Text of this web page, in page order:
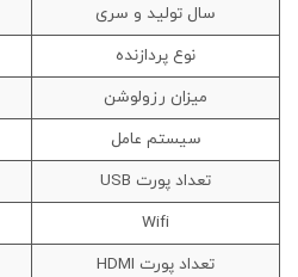
سال تولید و سری
نوع پردازنده
میزان رزولوشن
سیستم عامل
تعداد پورت USB
Wifi
تعداد پورت HDMI